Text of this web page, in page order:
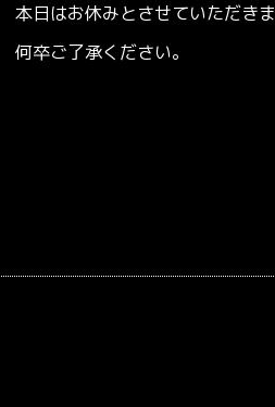
本日はお休みとさせていただきま
何卒ご了承ください。